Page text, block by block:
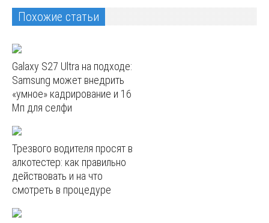
Похожие статьи
Galaxy S27 Ultra на подходе:
Samsung может внедрить
«умное» кадрирование и 16
Мп для селфи
Трезвого водителя просят в
алкотестер: как правильно
действовать и на что
смотреть в процедуре